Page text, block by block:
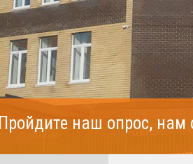
Пройдите наш опрос,